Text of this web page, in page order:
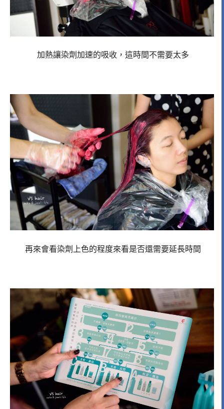
加熱讓染劑加速的吸收，這時間不需要太多
再來會看染劑上色的程度來看是否還需要延長時間